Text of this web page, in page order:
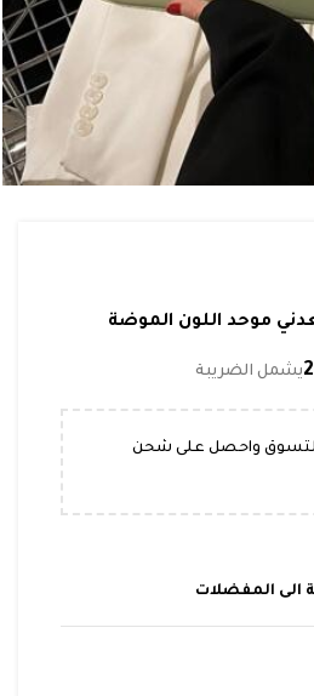
موحد اللون الموضة
التسوق واحصل على شحن
الى المفضلات